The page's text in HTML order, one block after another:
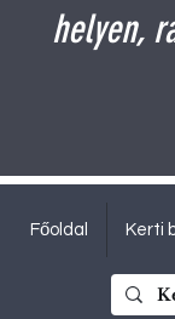
helyen,
Főoldal Kerti